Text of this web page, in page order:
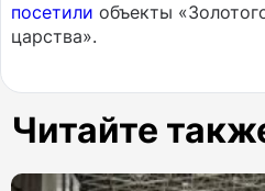
посетили объекты
царства».
Читайте